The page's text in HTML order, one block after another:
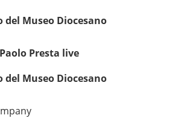
del Museo Diocesano
Presta live
del Museo Diocesano